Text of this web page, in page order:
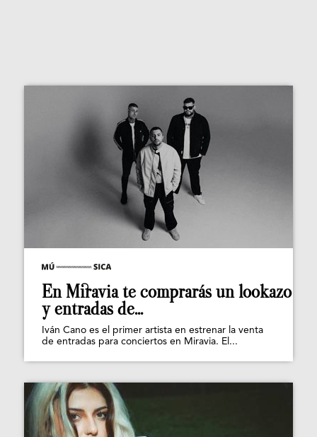
En Miravia te comprarás un lookazo
y entradas de...
Iván Cano es el primer artista en estrenar la venta
de entradas para conciertos en Miravia. El...